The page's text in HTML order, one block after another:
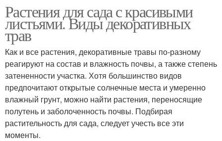
Растения для сада с красивыми
листьями. Виды декоративных
трав
Как и все растения, декоративные травы по-разному
реагируют на состав и влажность почвы, а также степень
затененности участка. Хотя большинство видов
предпочитают открытые солнечные места и умеренно
влажный грунт, можно найти растения, переносящие
полутень и заболоченность почвы. Подбирая
растительность для сада, следует учесть все эти
моменты.